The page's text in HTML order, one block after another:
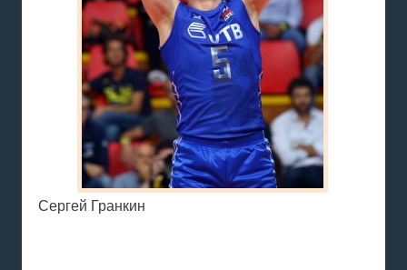
Сергей Гранкин